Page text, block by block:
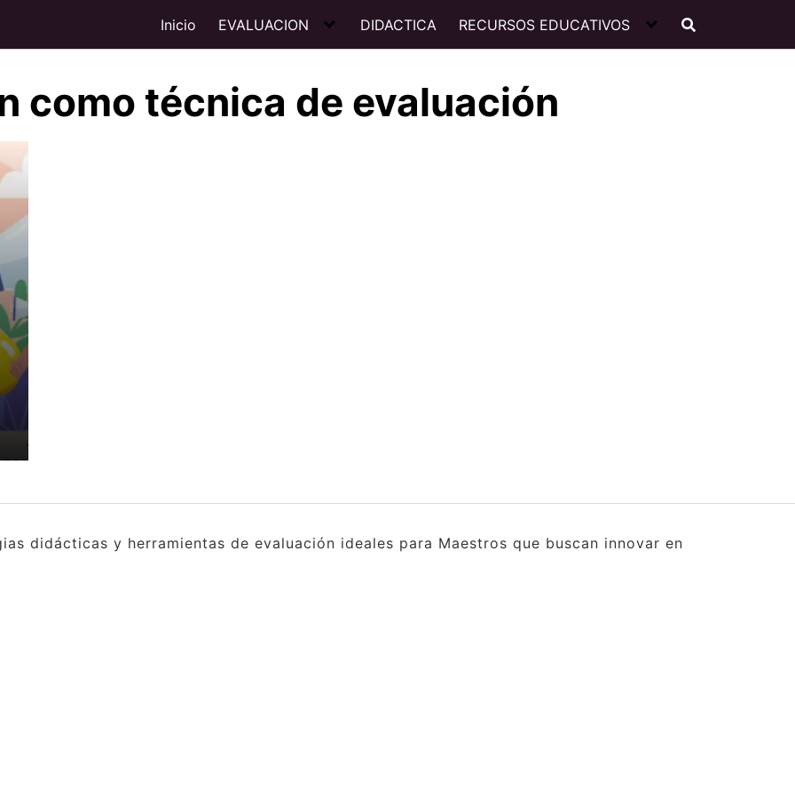
Inicio EVALUACION DIDACTICA RECURSOS EDUCATIVOS
como técnica de evaluación
didácticas y herramientas de evaluación ideales para Maestros que buscan innovar en